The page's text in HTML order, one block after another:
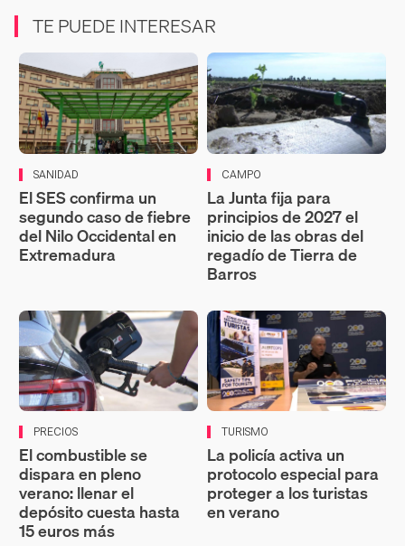
TE PUEDE INTERESAR
SANIDAD
El SES confirma un
segundo caso de fiebre
del Nilo Occidental en
Extremadura
CAMPO
La Junta fija para
principios de 2027 el
inicio de las obras del
regadío de Tierra de
Barros
PRECIOS
El combustible se
dispara en pleno
verano: llenar el
depósito cuesta hasta
15 euros más
TURISMO
La policía activa un
protocolo especial para
proteger a los turistas
en verano